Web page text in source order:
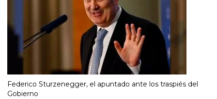
Federico Sturzenegger, el apuntado ante los traspiés del
Gobierno